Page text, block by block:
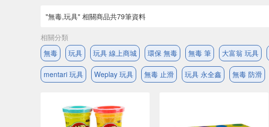
"無毒,玩具" 相關商品共79筆資料
相關分類
無毒
玩具 玩具 線上商城 環保 無毒 無毒 筆 大富翁 玩具
mentari 玩具 Weplay 玩具 無毒 止滑 玩具 永全鑫 無毒 防滑